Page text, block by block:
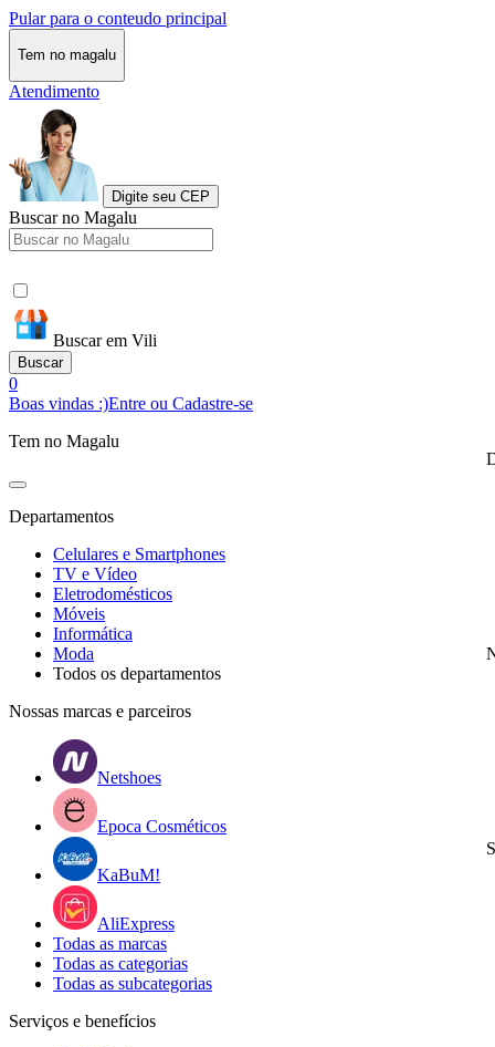
Pular para o conteudo principal
Tem no magalu
Atendimento
Digite seu CEP
Buscar no Magalu
Buscar em Vili
Buscar
0
Boas vindas :)Entre ou Cadastre-se
Tem no Magalu
Departamentos
Celulares e Smartphones
TV e Vídeo
Eletrodomésticos
Móveis
Informática
Moda
Todos os departamentos
Nossas marcas e parceiros
Netshoes
Epoca Cosméticos
KaBuM!
AliExpress
Todas as marcas
Todas as categorias
Todas as subcategorias
Serviços e benefícios